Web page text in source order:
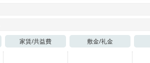
家賃/共益費 敷金/礼金